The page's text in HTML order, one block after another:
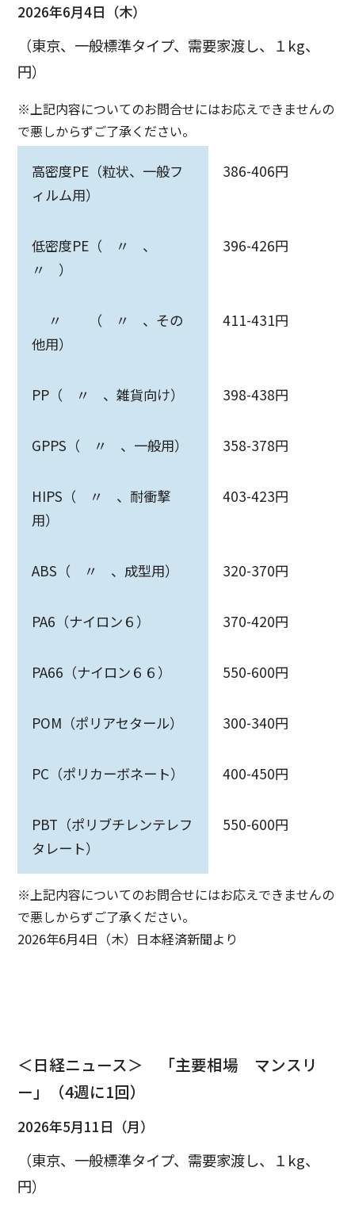
2026年6月4日（木）
（東京、一般標準タイプ、需要家渡し、１kg、
円）
※上記内容についてのお問合せにはお応えできませんの
で悪しからずご了承ください。
高密度PE（粒状、一般フ
ィルム用）
386-406円
低密度PE（ 〃 、
〃 ）
396-426円
〃 （ 〃 、その
他用）
411-431円
PP（ 〃 、雑貨向け） 398-438円
GPPS（ 〃 、一般用） 358-378円
HIPS（ 〃 、耐衝撃
用）
403-423円
ABS（ 〃 、成型用） 320-370円
PA6（ナイロン６） 370-420円
PA66（ナイロン６６） 550-600円
POM（ポリアセタール） 300-340円
PC（ポリカーボネート） 400-450円
PBT（ポリブチレンテレフ
タレート）
550-600円
※上記内容についてのお問合せにはお応えできませんの
で悪しからずご了承ください。
2026年6月4日（木）日本経済新聞より
＜日経ニュース＞ 「主要相場 マンスリ
ー」（4週に1回）
2026年5月11日（月）
（東京、一般標準タイプ、需要家渡し、１kg、
円）